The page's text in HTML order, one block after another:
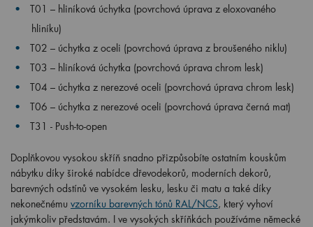
T01 – hliníková úchytka (povrchová úprava z eloxovaného
hliníku)
T02 – úchytka z oceli (povrchová úprava z broušeného niklu)
T03 – hliníková úchytka (povrchová úprava chrom lesk)
T04 – úchytka z nerezové oceli (povrchová úprava chrom lesk)
T06 – úchytka z nerezové oceli (povrchová úprava černá mat)
T31 - Push-to-open
Doplňkovou vysokou skříň snadno přizpůsobíte ostatním kouskům
nábytku díky široké nabídce dřevodekorů, moderních dekorů,
barevných odstínů ve vysokém lesku, lesku či matu a také díky
nekonečnému vzorníku barevných tónů RAL/NCS, který vyhoví
jakýmkoliv představám. I ve vysokých skříňkách používáme německé